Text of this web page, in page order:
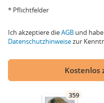
* Pflichtfelder
Ich akzeptiere dieAGB und
Datenschutzhinweisezur
Kostenlos
359